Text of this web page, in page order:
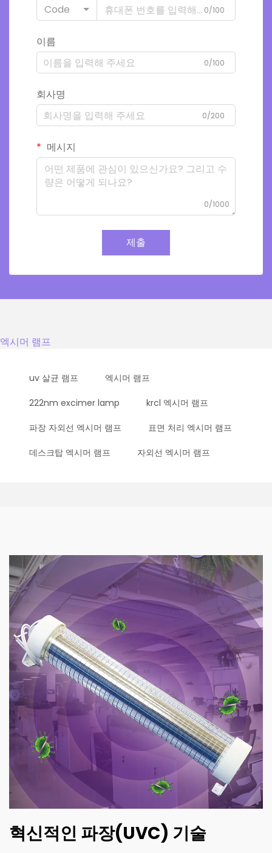
Code 0/100
이름
0/100
회사명
0/200
메시지
0/1000
제출
엑시머 램프
uv 살균 램프 엑시머 램프
222nm excimer lamp krcl 엑시머 램프
파장 자외선 엑시머 램프 표면 처리 엑시머 램프
데스크탑 엑시머 램프 자외선 엑시머 램프
혁신적인 파장(UVC) 기술